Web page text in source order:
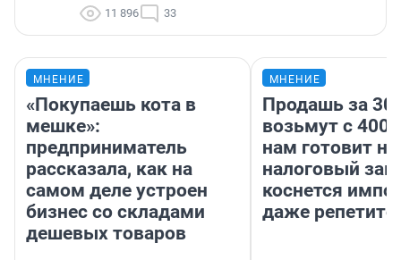
11 896 33
МНЕНИЕ
«Покупаешь кота в
мешке»:
предприниматель
рассказала, как на
самом деле устроен
бизнес со складами
дешевых товаров
МНЕНИЕ
Продашь за
возьмут с
нам готовит
налоговый
коснется
даже